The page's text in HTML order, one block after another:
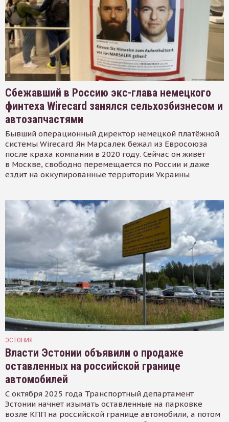
Сбежавший в Россию экс-глава немецкого
финтеха Wirecard занялся сельхозбизнесом и
автозапчастями
Бывший операционный директор немецкой платёжной
системы Wirecard Ян Марсалек бежал из Евросоюза
после краха компании в 2020 году. Сейчас он живёт
в Москве, свободно перемещается по России и даже
ездит на оккупированные территории Украины
ЭСТОНИЯ
Власти Эстонии объявили о продаже
оставленных на российской границе
автомобилей
С октября 2025 года Транспортный департамент
Эстонии начнет изымать оставленные на парковке
возле КПП на российской границе автомобили, а потом